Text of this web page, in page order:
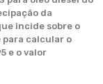
da
incide sobre o
para calcular o
e o valor